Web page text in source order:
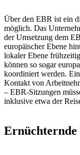
Über den EBR ist ein
möglich. Das
der Umsetzung dem
europäischer Ebene
lokaler Ebene
können so sogar
koordiniert werden.
Kontakt von
– EBR-Sitzungen
inklusive etwa der
Ernüchternde